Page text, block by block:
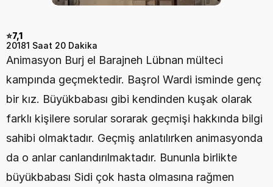
⭐7,1
20181 Saat 20 Dakika
Animasyon Burj el Barajneh Lübnan mülteci
kampında geçmektedir. Başrol Wardi isminde genç
bir kız. Büyükbabası gibi kendinden kuşak olarak
farklı kişilere sorular sorarak geçmişi hakkında bilgi
sahibi olmaktadır. Geçmiş anlatılırken animasyonda
da o anlar canlandırılmaktadır. Bununla birlikte
büyükbabası Sidi çok hasta olmasına rağmen